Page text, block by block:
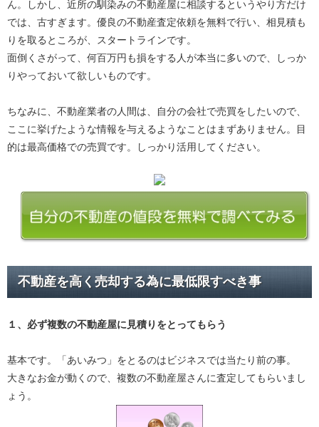
ん。しかし、近所の馴染みの不動産屋に相談するというやり方だけ
では、古すぎます。優良の不動産査定依頼を無料で行い、相見積も
りを取るところが、スタートラインです。
面倒くさがって、何百万円も損をする人が本当に多いので、しっか
りやっておいて欲しいものです。
ちなみに、不動産業者の人間は、自分の会社で売買をしたいので、
ここに挙げたような情報を与えるようなことはまずありません。目
的は最高価格での売買です。しっかり活用してください。
不動産を高く売却する為に最低限すべき事
１、必ず複数の不動産屋に見積り をとってもらう
基本です。「あいみつ」をとるのはビジネスでは当たり前の事。
大きなお金が動くので、複数の不動産屋さんに査定してもらいまし
ょう。